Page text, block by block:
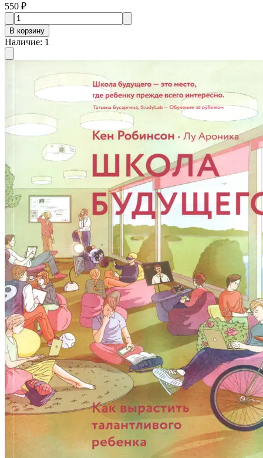
550 ₽
В корзину
Наличие: 1